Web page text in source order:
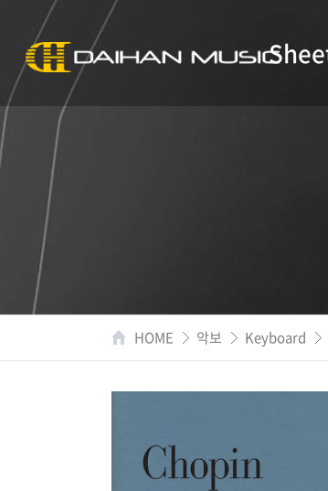
HOME 악보 Keyboard